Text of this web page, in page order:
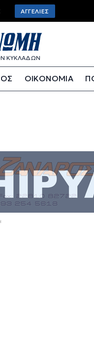
menu
ΑΓΓΕΛΊΕΣ
ΚΥΚΛΑΔΩΝ
ΟΙΚΟΝΟΜΙΑ